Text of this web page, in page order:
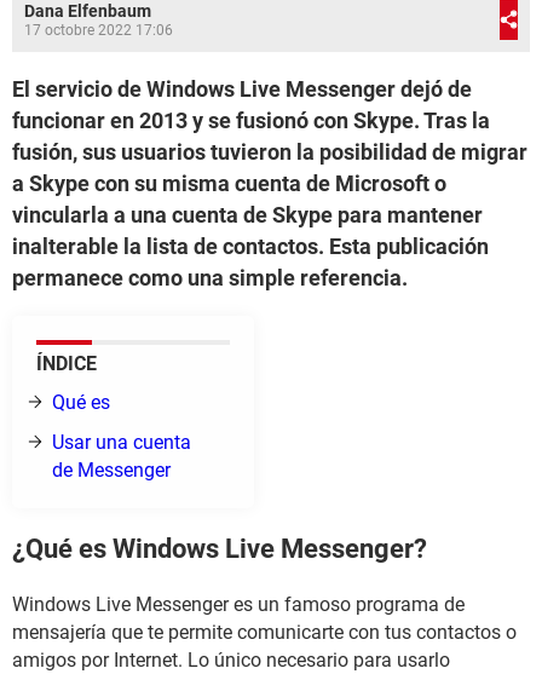
Dana Elfenbaum
17 octobre 2022 17:06
El servicio de Windows Live Messenger dejó de
funcionar en 2013 y se fusionó con Skype. Tras la
fusión, sus usuarios tuvieron la posibilidad de migrar
a Skype con su misma cuenta de Microsoft o
vincularla a una cuenta de Skype para mantener
inalterable la lista de contactos. Esta publicación
permanece como una simple referencia.
ÍNDICE
Qué es
Usar una cuenta
de Messenger
¿Qué es Windows Live Messenger?
Windows Live Messenger es un famoso programa de
mensajería que te permite comunicarte con tus contactos o
amigos por Internet. Lo único necesario para usarlo